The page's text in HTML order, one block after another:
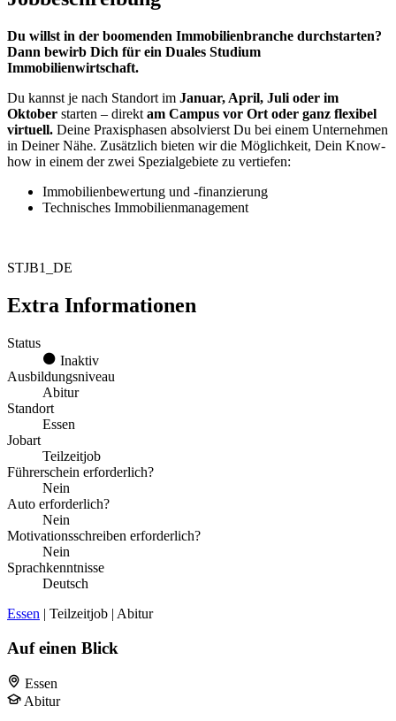
Du willst in der boomenden Immobilienbranche durchstarten?
Dann bewirb Dich für ein Duales Studium
Immobilienwirtschaft.
Du kannst je nach Standort im Januar, April, Juli oder im
Oktober starten – direkt am Campus vor Ort oder ganz flexibel
virtuell. Deine Praxisphasen absolvierst Du bei einem Unternehmen
in Deiner Nähe. Zusätzlich bieten wir die Möglichkeit, Dein Know-
how in einem der zwei Spezialgebiete zu vertiefen:
Immobilienbewertung und -finanzierung
Technisches Immobilienmanagement
STJB1_DE
Extra Informationen
Status
Inaktiv
Ausbildungsniveau
Abitur
Standort
Essen
Jobart
Teilzeitjob
Führerschein erforderlich?
Nein
Auto erforderlich?
Nein
Motivationsschreiben erforderlich?
Nein
Sprachkenntnisse
Deutsch
Essen | Teilzeitjob | Abitur
Auf einen Blick
Essen
Abitur